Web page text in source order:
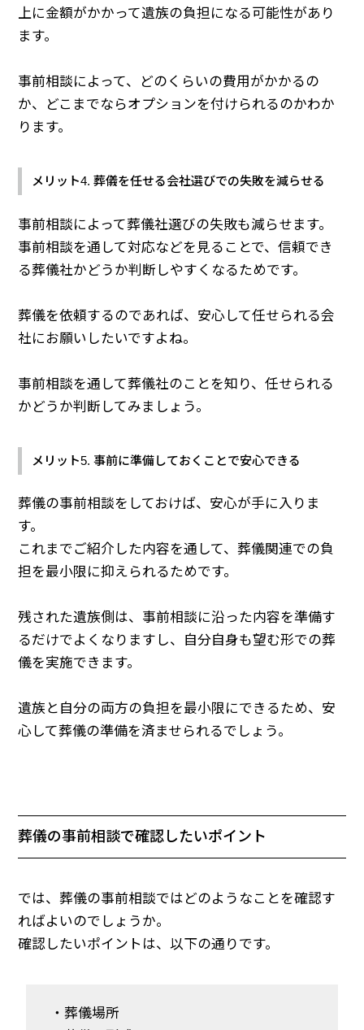
上に金額がかかって遺族の負担になる可能性があり
ます。
事前相談によって、どのくらいの費用がかかるの
か、どこまでならオプションを付けられるのかわか
ります。
メリット4. 葬儀を任せる会社選びでの失敗を減らせる
事前相談によって葬儀社選びの失敗も減らせます。
事前相談を通して対応などを見ることで、信頼でき
る葬儀社かどうか判断しやすくなるためです。
葬儀を依頼するのであれば、安心して任せられる会
社にお願いしたいですよね。
事前相談を通して葬儀社のことを知り、任せられる
かどうか判断してみましょう。
メリット5. 事前に準備しておくことで安心できる
葬儀の事前相談をしておけば、安心が手に入りま
す。
これまでご紹介した内容を通して、葬儀関連での負
担を最小限に抑えられるためです。
残された遺族側は、事前相談に沿った内容を準備す
るだけでよくなりますし、自分自身も望む形での葬
儀を実施できます。
遺族と自分の両方の負担を最小限にできるため、安
心して葬儀の準備を済ませられるでしょう。
葬儀の事前相談で確認したいポイント
では、葬儀の事前相談ではどのようなことを確認す
ればよいのでしょうか。
確認したいポイントは、以下の通りです。
・葬儀場所